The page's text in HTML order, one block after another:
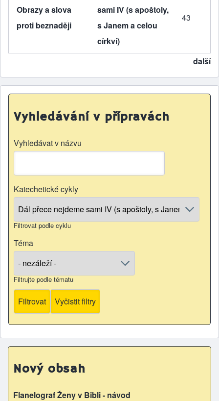
Obrazy a slova
proti beznaději
sami IV (s apoštoly,
s Janem a celou
církví)
43
další
Vyhledávání v přípravách
Vyhledávat v názvu
Katechetické cykly
Filtrovat podle cyklu
Téma
Filtrujte podle tématu
Nový obsah
Flanelograf Ženy v Bibli - návod